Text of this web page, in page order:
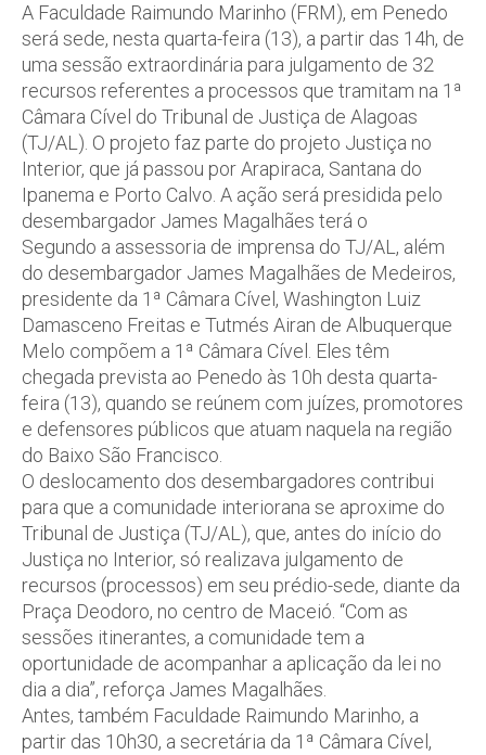
A Faculdade Raimundo Marinho (FRM), em Penedo
será sede, nesta quarta-feira (13), a partir das 14h, de
uma sessão extraordinária para julgamento de 32
recursos referentes a processos que tramitam na 1ª
Câmara Cível do Tribunal de Justiça de Alagoas
(TJ/AL). O projeto faz parte do projeto Justiça no
Interior, que já passou por Arapiraca, Santana do
Ipanema e Porto Calvo. A ação será presidida pelo
desembargador James Magalhães terá o
Segundo a assessoria de imprensa do TJ/AL, além
do desembargador James Magalhães de Medeiros,
presidente da 1ª Câmara Cível, Washington Luiz
Damasceno Freitas e Tutmés Airan de Albuquerque
Melo compõem a 1ª Câmara Cível. Eles têm
chegada prevista ao Penedo às 10h desta quarta-
feira (13), quando se reúnem com juízes, promotores
e defensores públicos que atuam naquela na região
do Baixo São Francisco.
O deslocamento dos desembargadores contribui
para que a comunidade interiorana se aproxime do
Tribunal de Justiça (TJ/AL), que, antes do início do
Justiça no Interior, só realizava julgamento de
recursos (processos) em seu prédio-sede, diante da
Praça Deodoro, no centro de Maceió. “Com as
sessões itinerantes, a comunidade tem a
oportunidade de acompanhar a aplicação da lei no
dia a dia”, reforça James Magalhães.
Antes, também Faculdade Raimundo Marinho, a
partir das 10h30, a secretária da 1ª Câmara Cível,